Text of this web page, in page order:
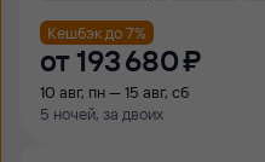
Кешбэк до 7%
от 193 ⁠680 ⁠₽
10 авг, пн — 15 авг, сб
5 ночей, за двоих